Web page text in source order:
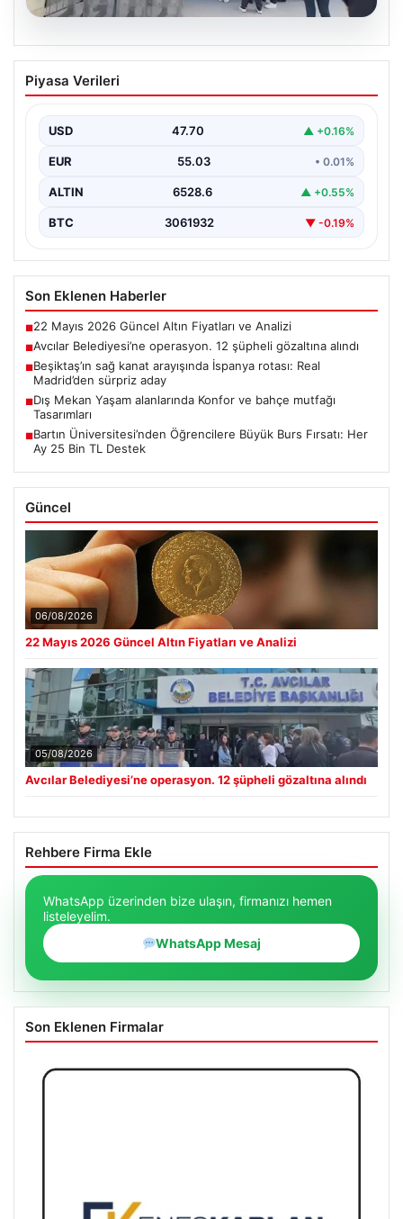
05.08.2026
Avcılar Belediyesi’ne operasyon. 12
şüpheli gözaltına alındı
Piyasa Verileri
USD 47.70 ▲ +0.16%
EUR 55.03 • 0.01%
ALTIN 6528.6 ▲ +0.55%
BTC 3061932 ▼ -0.19%
Son Eklenen Haberler
■22 Mayıs 2026 Güncel Altın Fiyatları ve Analizi
■Avcılar Belediyesi’ne operasyon. 12 şüpheli gözaltına alındı
■Beşiktaş’ın sağ kanat arayışında İspanya rotası: Real
Madrid’den sürpriz aday
■Dış Mekan Yaşam alanlarında Konfor ve bahçe mutfağı
Tasarımları
■Bartın Üniversitesi’nden Öğrencilere Büyük Burs Fırsatı: Her
Ay 25 Bin TL Destek
Güncel
06/08/2026
22 Mayıs 2026 Güncel Altın Fiyatları ve Analizi
05/08/2026
Avcılar Belediyesi’ne operasyon. 12 şüpheli gözaltına alındı
Rehbere Firma Ekle
WhatsApp üzerinden bize ulaşın, firmanızı hemen
listeleyelim.
WhatsApp Mesaj
Son Eklenen Firmalar